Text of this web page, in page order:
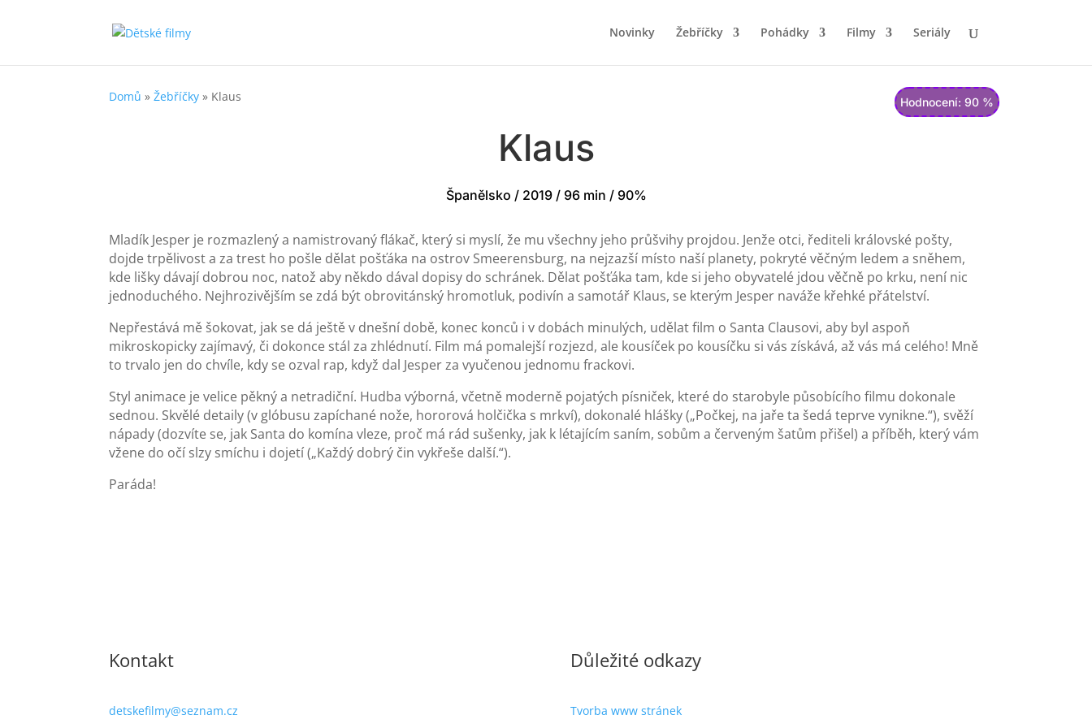
Novinky Žebříčky Pohádky Filmy Seriály
Hodnocení: 90 %
Domů »Žebříčky » Klaus
Klaus
Španělsko / 2019 / 96 min / 90%
Mladík Jesper je rozmazlený a namistrovaný flákač, který si myslí, že mu všechny jeho průšvihy projdou. Jenže otci, řediteli královské pošty,
dojde trpělivost a za trest ho pošle dělat pošťáka na ostrov Smeerensburg, na nejzazší místo naší planety, pokryté věčným ledem a sněhem,
kde lišky dávají dobrou noc, natož aby někdo dával dopisy do schránek. Dělat pošťáka tam, kde si jeho obyvatelé jdou věčně po krku, není nic
jednoduchého. Nejhrozivějším se zdá být obrovitánský hromotluk, podivín a samotář Klaus, se kterým Jesper naváže křehké přátelství.
Nepřestává mě šokovat, jak se dá ještě v dnešní době, konec konců i v dobách minulých, udělat film o Santa Clausovi, aby byl aspoň
mikroskopicky zajímavý, či dokonce stál za zhlédnutí. Film má pomalejší rozjezd, ale kousíček po kousíčku si vás získává, až vás má celého! Mně
to trvalo jen do chvíle, kdy se ozval rap, když dal Jesper za vyučenou jednomu frackovi.
Styl animace je velice pěkný a netradiční. Hudba výborná, včetně moderně pojatých písniček, které do starobyle působícího filmu dokonale
sednou. Skvělé detaily (v glóbusu zapíchané nože, hororová holčička s mrkví), dokonalé hlášky („Počkej, na jaře ta šedá teprve vynikne.“), svěží
nápady (dozvíte se, jak Santa do komína vleze, proč má rád sušenky, jak k létajícím saním, sobům a červeným šatům přišel) a příběh, který vám
vžene do očí slzy smíchu i dojetí („Každý dobrý čin vykřeše další.“).
Paráda!
Kontakt
detskefilmy@seznam.cz
Důležité odkazy
Tvorba www stránek